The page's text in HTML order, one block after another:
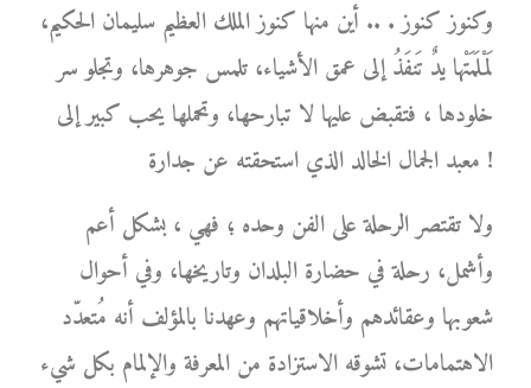
وكنوز كنوز . .. أين منها كنوز الملك العظيم سليمان الحكيم،
لَمْلَمَتْها يدٌ تَنفَذُ إلى عمق الأشياء، تلمس جوهرها، وتجلو سر
خلودها ، فتقبض عليها لا تبارحها، وتحملها يحب كبير إلى
معبد الجمال الخالد الذي استحقته عن جدارة !
ولا تقتصر الرحلة على الفن وحده ؛ فهي ، بشكل أعم
وأشمل، رحلة في حضارة البلدان وتاريخها، وفي أحوال
شعوبها وعقائدهم وأخلاقياتهم وعهدنا بالمؤلف أنه مُتعدّد
الاهتمامات، تشوقه الاستزادة من المعرفة والإلمام بكل شيء